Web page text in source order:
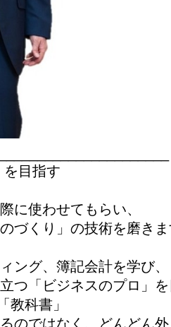
を目指す
に使わせてもらい、
づくり」の技術を磨き
ング、簿記会計を学び、
つ「ビジネスのプロ」
教科書」
のではなく、どんどん